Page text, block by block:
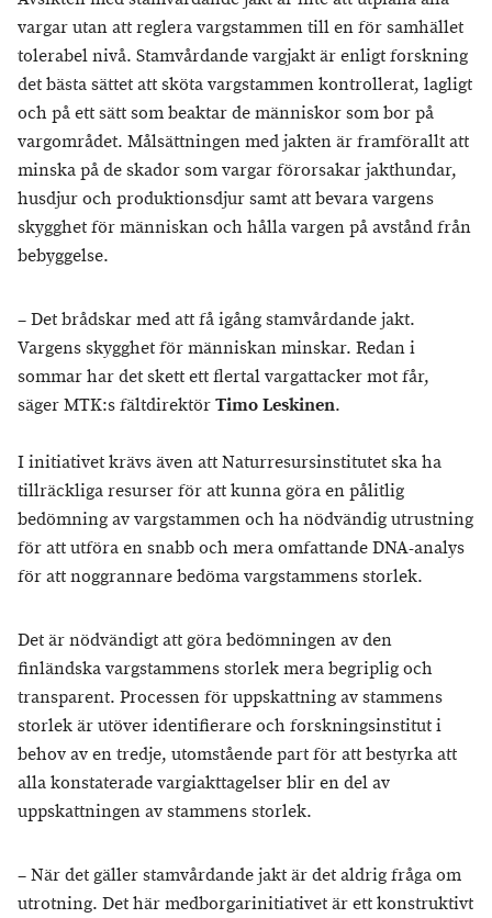
vargar utan att reglera vargstammen till en för samhället
tolerabel nivå. Stamvårdande vargjakt är enligt forskning
det bästa sättet att sköta vargstammen kontrollerat, lagligt
och på ett sätt som beaktar de människor som bor på
vargområdet. Målsättningen med jakten är framförallt att
minska på de skador som vargar förorsakar jakthundar,
husdjur och produktionsdjur samt att bevara vargens
skygghet för människan och hålla vargen på avstånd från
bebyggelse.
– Det brådskar med att få igång stamvårdande jakt.
Vargens skygghet för människan minskar. Redan i
sommar har det skett ett flertal vargattacker mot får,
säger MTK:s fältdirektörTimo Leskinen.
I initiativet krävs även att Naturresursinstitutet ska ha
tillräckliga resurser för att kunna göra en pålitlig
bedömning av vargstammen och ha nödvändig utrustning
för att utföra en snabb och mera omfattande DNA-analys
för att noggrannare bedöma vargstammens storlek.
Det är nödvändigt att göra bedömningen av den
finländska vargstammens storlek mera begriplig och
transparent. Processen för uppskattning av stammens
storlek är utöver identifierare och forskningsinstitut i
behov av en tredje, utomstående part för att bestyrka att
alla konstaterade vargiakttagelser blir en del av
uppskattningen av stammens storlek.
– När det gäller stamvårdande jakt är det aldrig fråga om
utrotning. Det här medborgarinitiativet är ett konstruktivt